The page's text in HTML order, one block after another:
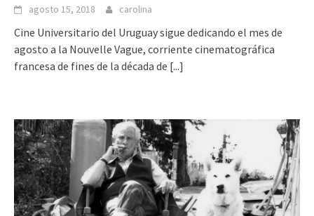
agosto 15, 2018 carolina
Cine Universitario del Uruguay sigue dedicando el mes de
agosto a la Nouvelle Vague, corriente cinematográfica
francesa de fines de la década de [...]